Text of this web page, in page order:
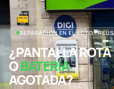
REPARACIÓN EN EL ACTO · REUS
¿PANTALLA ROTA
OBATERÍA
AGOTADA?